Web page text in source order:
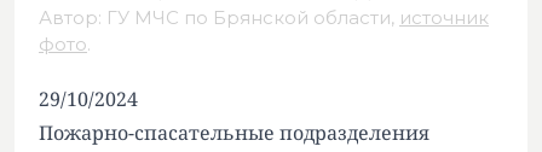
Автор: ГУ МЧС по Брянской области, источник
фото.
29/10/2024
Пожарно-спасательные подразделения